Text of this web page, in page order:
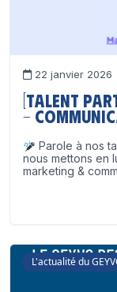
22 janvier
[Talent
–
Parole à nos
nous mettons en
marketing &
L'actualité du